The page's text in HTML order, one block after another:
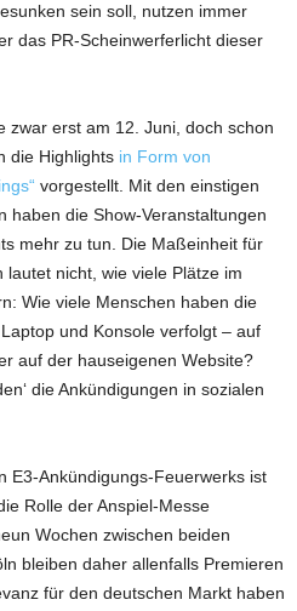
sein soll, nutzen immer
das PR-Scheinwerferlicht dieser
zwar erst am 12. Juni, doch schon
die Highlights in Form von
vorgestellt. Mit den einstigen
haben die Show-Veranstaltungen
mehr zu tun. Die Maßeinheit für
nicht, wie viele Plätze im
Wie viele Menschen haben die
und Konsole verfolgt – auf
auf der hauseigenen Website?
die Ankündigungen in sozialen
E3-Ankündigungs-Feuerwerks ist
Rolle der Anspiel-Messe
Wochen zwischen beiden
bleiben daher allenfalls Premieren
für den deutschen Markt haben